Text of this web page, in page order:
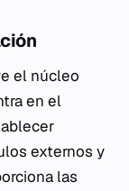
el núcleo
en el
externos y
las